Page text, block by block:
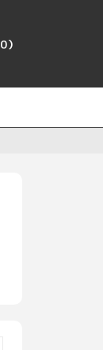
0)